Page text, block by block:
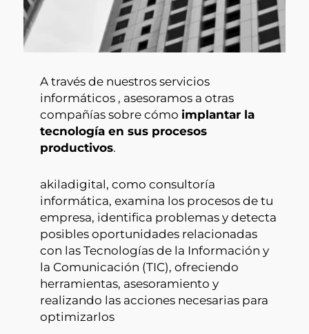
A través de nuestros servicios
informáticos , asesoramos a otras
compañías sobre cómo implantar la
tecnología en sus procesos
productivos.
akiladigital, como consultoría
informática, examina los procesos de tu
empresa, identifica problemas y detecta
posibles oportunidades relacionadas
con las Tecnologías de la Información y
la Comunicación (TIC), ofreciendo
herramientas, asesoramiento y
realizando las acciones necesarias para
optimizarlos